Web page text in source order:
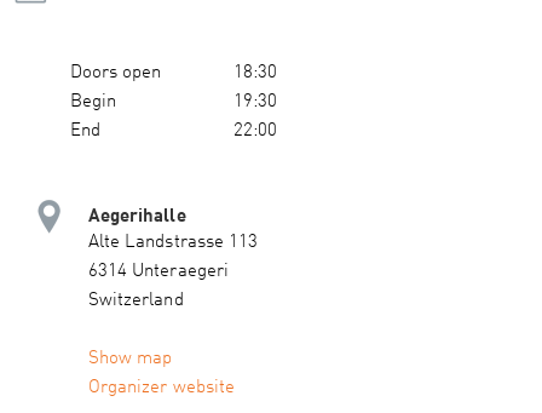
Doors open
18:30
Begin
19:30
End
22:00
Aegerihalle
Alte Landstrasse 113
6314 Unteraegeri
Switzerland
Show map
Organizer website